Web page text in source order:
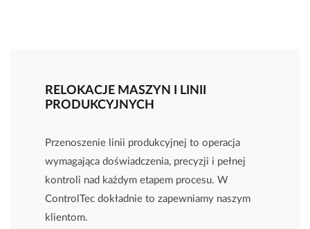
RELOKACJE MASZYN I LINII
PRODUKCYJNYCH
Przenoszenie linii produkcyjnej to operacja
wymagająca doświadczenia, precyzji i pełnej
kontroli nad każdym etapem procesu. W
ControlTec dokładnie to zapewniamy naszym
klientom.